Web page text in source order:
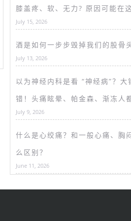
膝盖疼、软、无力? 原因可能在
July 15, 2026
酒是如何一步步毁掉我们的股骨
July 13, 2026
以为神经内科是看 “神经病”？大
错！头痛眩晕、帕金森、渐冻人
July 9, 2026
什么是心绞痛？和一般心痛、胸
么区别？
June 11, 2026